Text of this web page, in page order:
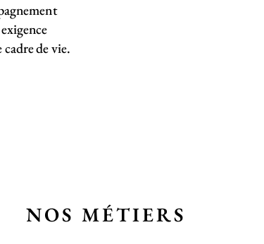
de vie.
NOS MÉTIERS